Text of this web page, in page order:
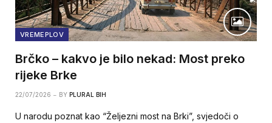
VREMEPLOV
Brčko – kakvo je bilo nekad: Most preko
rijeke Brke
22/07/2026 BY PLURAL BIH
U narodu poznat kao “Željezni most na Brki”, svjedoči o